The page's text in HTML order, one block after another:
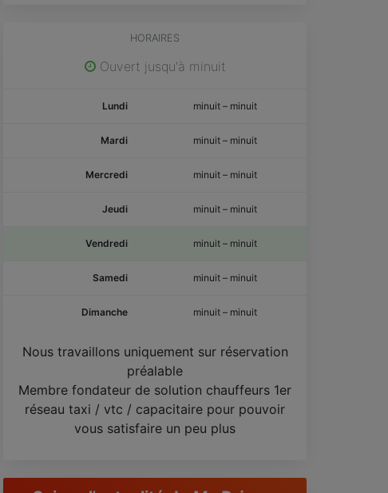
HORAIRES
Ouvert jusqu'à minuit
Lundi minuit – minuit
Mardi minuit – minuit
Mercredi minuit – minuit
Jeudi minuit – minuit
Vendredi minuit – minuit
Samedi minuit – minuit
Dimanche minuit – minuit
Nous travaillons uniquement sur réservation
préalable
Membre fondateur de solution chauffeurs 1er
réseau taxi / vtc / capacitaire pour pouvoir
vous satisfaire un peu plus